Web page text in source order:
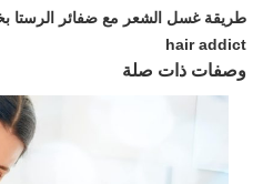
hair addict
وصفات ذات صلة